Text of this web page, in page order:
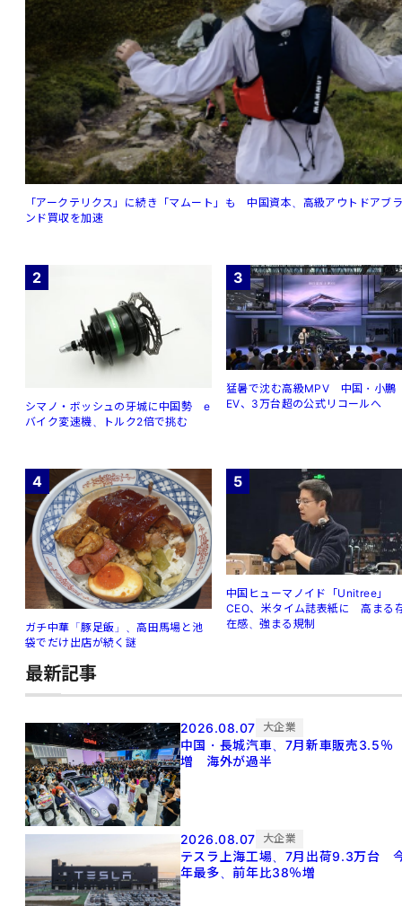
「アークテリクス」に続き「マムート」も 中国資本、高級アウトドアブ
ンド買収を加速
2
シマノ・ボッシュの牙城に中国勢 e
バイク変速機、トルク2倍で挑む
3
猛暑で沈む高級MPV 中国・小鵬
EV、3万台超の公式リコールへ
4
ガチ中華「豚足飯」、高田馬場と池
袋でだけ出店が続く謎
5
中国ヒューマノイド「Unitree」
CEO、米タイム誌表紙に 高まる
在感、強まる規制
最新記事
2026.08.07 大企業
中国・長城汽車、7月新車販売3.5％
増 海外が過半
2026.08.07 大企業
テスラ上海工場、7月出荷9.3万台
年最多、前年比38％増